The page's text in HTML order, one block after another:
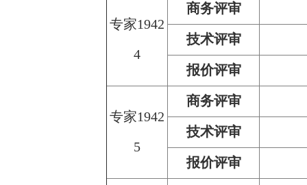
专家1942
4
商务评审
技术评审
报价评审
专家1942
5
商务评审
技术评审
报价评审